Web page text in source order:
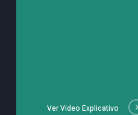
Ver Video Explicativo